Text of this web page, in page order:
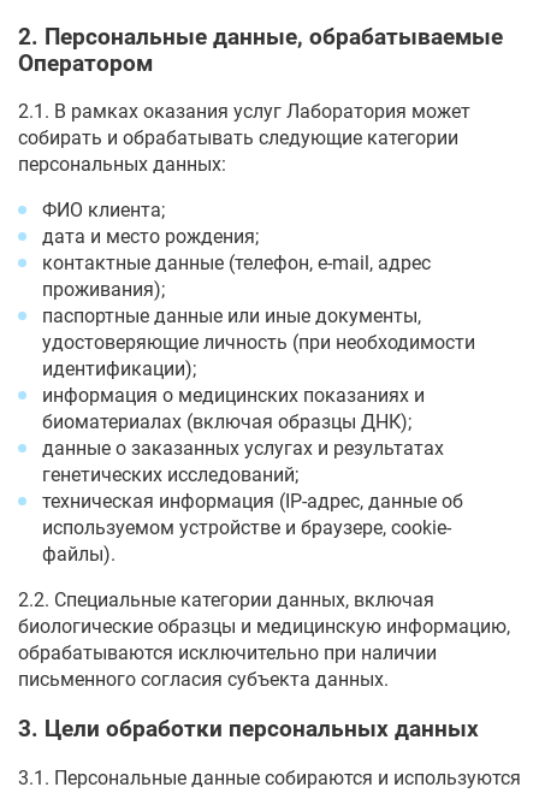
2. Персональные данные, обрабатываемые
Оператором
2.1. В рамках оказания услуг Лаборатория может
собирать и обрабатывать следующие категории
персональных данных:
ФИО клиента;
дата и место рождения;
контактные данные (телефон, e-mail, адрес
проживания);
паспортные данные или иные документы,
удостоверяющие личность (при необходимости
идентификации);
информация о медицинских показаниях и
биоматериалах (включая образцы ДНК);
данные о заказанных услугах и результатах
генетических исследований;
техническая информация (IP-адрес, данные об
используемом устройстве и браузере, cookie-
файлы).
2.2. Специальные категории данных, включая
биологические образцы и медицинскую информацию,
обрабатываются исключительно при наличии
письменного согласия субъекта данных.
3. Цели обработки персональных данных
3.1. Персональные данные собираются и используются